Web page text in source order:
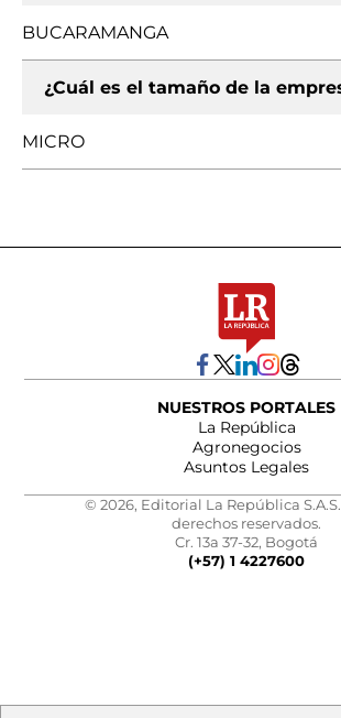
BUCARAMANGA
¿Cuál es el tamaño de la
MICRO
NUESTROS PORTALES
La República
Agronegocios
Asuntos Legales
© 2026, Editorial La República
derechos reservados.
Cr. 13a 37-32, Bogotá
(+57) 1 4227600